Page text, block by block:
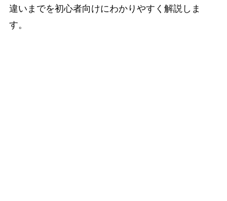
違いまでを初心者向けにわかりやすく解説しま
す。